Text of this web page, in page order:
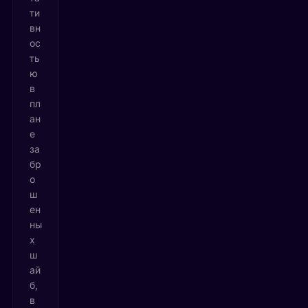
ти
вн
ос
ть
ю
в
пл
ан
е
за
бр
о
ш
ен
ны
х
ш
ай
б,
в